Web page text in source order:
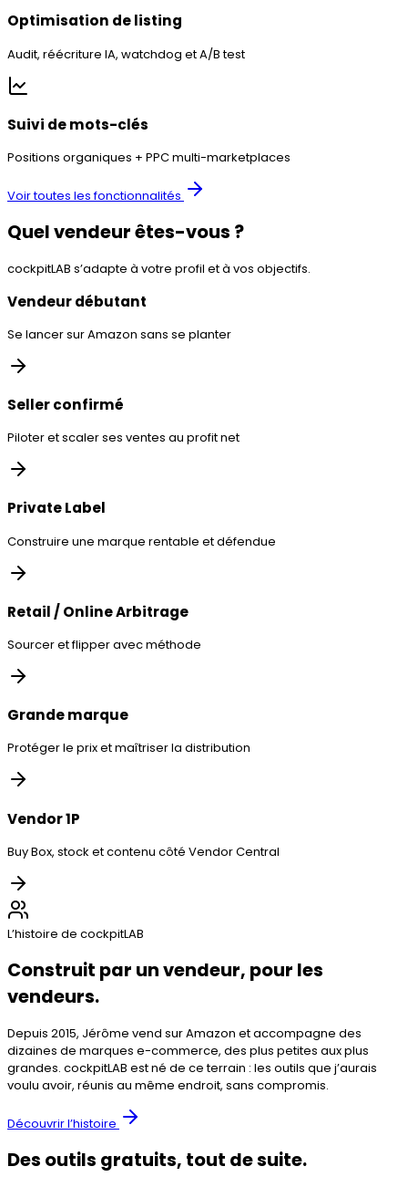
Optimisation de listing
Audit, réécriture IA, watchdog et A/B test
Suivi de mots-clés
Positions organiques + PPC multi-marketplaces
Voir toutes les fonctionnalités
Quel vendeur êtes-vous ?
cockpitLAB s’adapte à votre profil et à vos objectifs.
Vendeur débutant
Se lancer sur Amazon sans se planter
Seller confirmé
Piloter et scaler ses ventes au profit net
Private Label
Construire une marque rentable et défendue
Retail / Online Arbitrage
Sourcer et flipper avec méthode
Grande marque
Protéger le prix et maîtriser la distribution
Vendor 1P
Buy Box, stock et contenu côté Vendor Central
L’histoire de cockpitLAB
Construit par un vendeur, pour les
vendeurs.
Depuis 2015, Jérôme vend sur Amazon et accompagne des
dizaines de marques e-commerce, des plus petites aux plus
grandes. cockpitLAB est né de ce terrain : les outils que j’aurais
voulu avoir, réunis au même endroit, sans compromis.
Découvrir l’histoire
Des outils gratuits, tout de suite.